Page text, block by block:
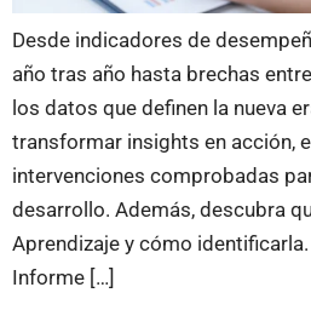
Desde indicadores de
año tras año hasta brechas
los datos que definen la nueva
transformar insights en acción,
intervenciones comprobadas
desarrollo. Además, descubra
Aprendizaje y cómo
Informe […]